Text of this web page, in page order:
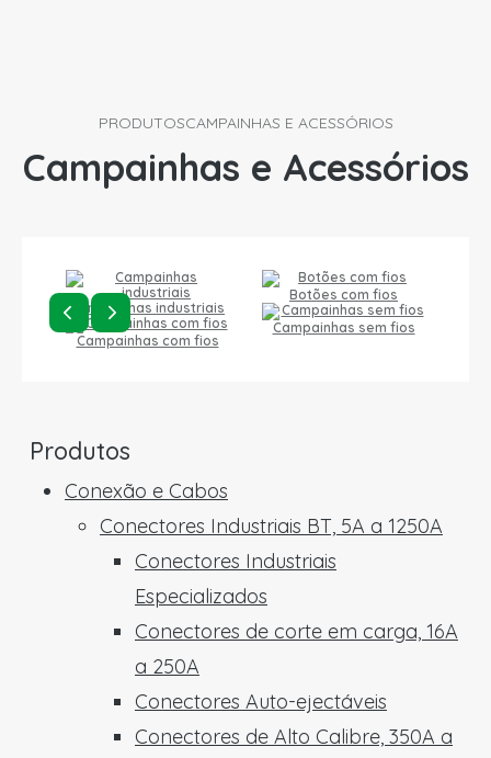
PRODUTOSCAMPAINHAS E ACESSÓRIOS
Campainhas e Acessórios
Campainhas industriais
Campainhas com fios
Botões com fios
Campainhas sem fios
Produtos
Conexão e Cabos
Conectores Industriais BT, 5A a 1250A
Conectores Industriais
Especializados
Conectores de corte em carga, 16A
a 250A
Conectores Auto-ejectáveis
Conectores de Alto Calibre, 350A a